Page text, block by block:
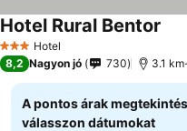
3 Kategória
Hotel
Hotel Rural Bentor
8,2 Nagyon jó 730 3.1
A pontos árak
válasszon dátumokat